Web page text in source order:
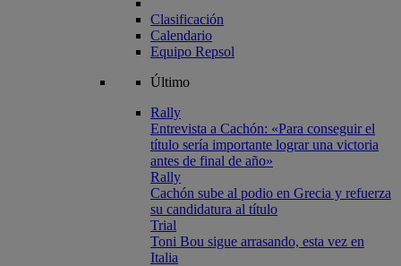
Clasificación
Calendario
Equipo Repsol
Último
Rally
Entrevista a Cachón: «Para conseguir el
título sería importante lograr una victoria
antes de final de año»
Rally
Cachón sube al podio en Grecia y refuerza
su candidatura al título
Trial
Toni Bou sigue arrasando, esta vez en
Italia